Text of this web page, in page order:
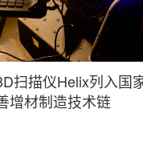
扫描仪Helix列入国
增材制造技术链